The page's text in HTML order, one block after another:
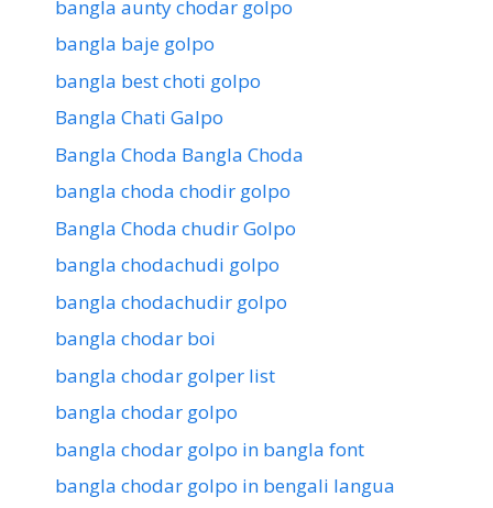
bangla aunty chodar golpo
bangla baje golpo
bangla best choti golpo
Bangla Chati Galpo
Bangla Choda Bangla Choda
bangla choda chodir golpo
Bangla Choda chudir Golpo
bangla chodachudi golpo
bangla chodachudir golpo
bangla chodar boi
bangla chodar golper list
bangla chodar golpo
bangla chodar golpo in bangla font
bangla chodar golpo in bengali langua